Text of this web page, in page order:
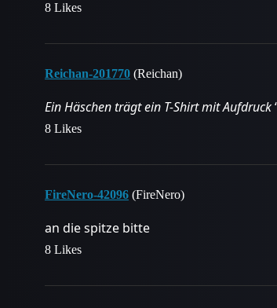
8 Likes
Reichan-201770 (Reichan)
Ein Häschen trägt ein T-Shirt mit Aufdruck
8 Likes
FireNero-42096 (FireNero)
an die spitze bitte
8 Likes